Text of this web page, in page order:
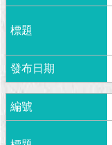
題
館
與
民
動
活